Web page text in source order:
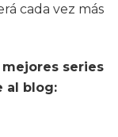
cada vez más
series
al blog: